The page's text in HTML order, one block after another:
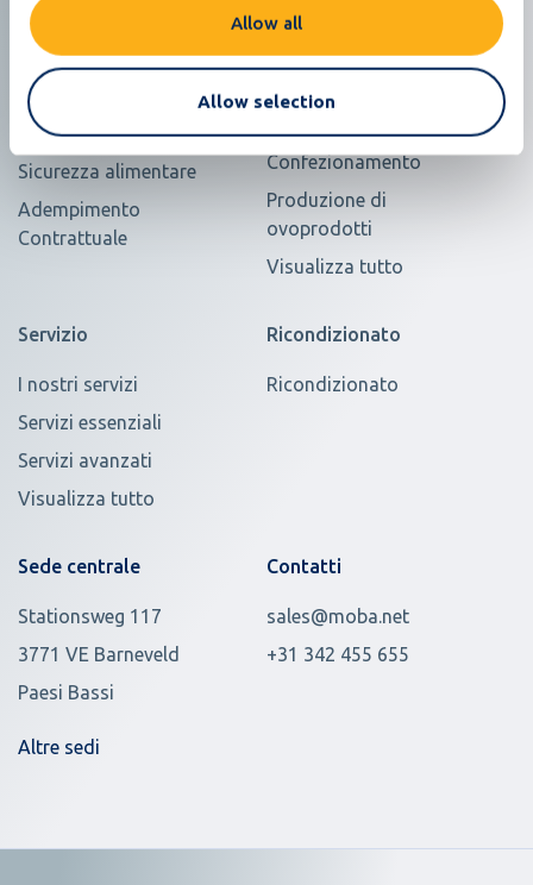
Allow all
Allow selection
Soluzioni
Carenza di manodopera
Valore per uovo
Sicurezza alimentare
Adempimento
Contrattuale
Selezione e
Confezionamento
Produzione di
ovoprodotti
Visualizza tutto
Servizio
I nostri servizi
Servizi essenziali
Servizi avanzati
Visualizza tutto
Ricondizionato
Ricondizionato
Sede centrale
Stationsweg 117
3771 VE Barneveld
Paesi Bassi
Altre sedi
Contatti
sales@moba.net
+31 342 455 655